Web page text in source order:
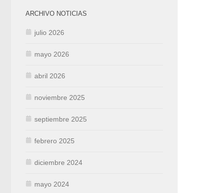
ARCHIVO NOTICIAS
julio 2026
mayo 2026
abril 2026
noviembre 2025
septiembre 2025
febrero 2025
diciembre 2024
mayo 2024